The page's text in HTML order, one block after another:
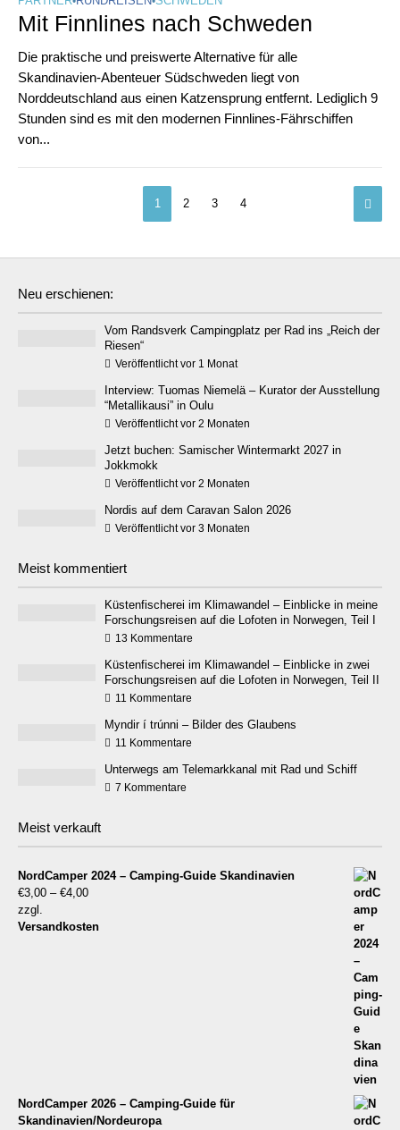
Mit Finnlines nach Schweden
Die praktische und preiswerte Alternative für alle
Skandinavien-Abenteuer Südschweden liegt von
Norddeutschland aus einen Katzensprung entfernt. Lediglich 9
Stunden sind es mit den modernen Finnlines-Fährschiffen
von...
1 2 3 4
Neu erschienen:
Vom Randsverk Campingplatz per Rad ins „Reich der
Riesen“
Veröffentlicht vor 1 Monat
Interview: Tuomas Niemelä – Kurator der Ausstellung
“Metallikausi” in Oulu
Veröffentlicht vor 2 Monaten
Jetzt buchen: Samischer Wintermarkt 2027 in
Jokkmokk
Veröffentlicht vor 2 Monaten
Nordis auf dem Caravan Salon 2026
Veröffentlicht vor 3 Monaten
Meist kommentiert
Küstenfischerei im Klimawandel – Einblicke in meine
Forschungsreisen auf die Lofoten in Norwegen, Teil I
13 Kommentare
Küstenfischerei im Klimawandel – Einblicke in zwei
Forschungsreisen auf die Lofoten in Norwegen, Teil II
11 Kommentare
Myndir í trúnni – Bilder des Glaubens
11 Kommentare
Unterwegs am Telemarkkanal mit Rad und Schiff
7 Kommentare
Meist verkauft
NordCamper 2024 – Camping-Guide Skandinavien
€3,00 – €4,00
zzgl.
Versandkosten
NordCamper 2026 – Camping-Guide für
Skandinavien/Nordeuropa